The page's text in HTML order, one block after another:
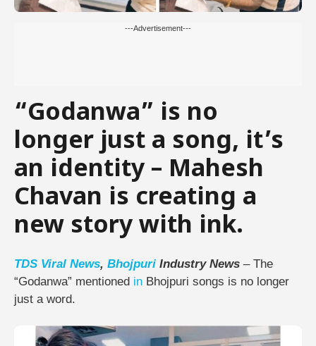
---Advertisement---
“Godanwa” is no
longer just a song, it’s
an identity – Mahesh
Chavan is creating a
new story with ink.
TDS Viral News, Bhojpuri Industry News – The
“Godanwa” mentioned in Bhojpuri songs is no longer
just a word.